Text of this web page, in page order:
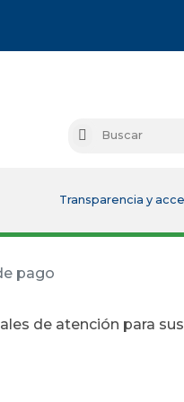
Buscar
Transparencia y
pago
de atención para